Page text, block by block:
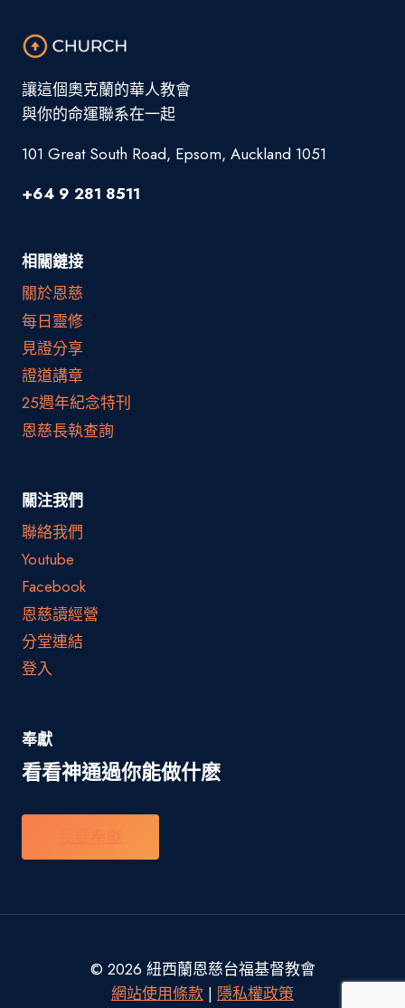
讓這個奧克蘭的華人教會
與你的命運聯系在一起
101 Great South Road, Epsom, Auckland 1051
+64 9 281 8511
相關鏈接
關於恩慈
每日靈修
見證分享
證道講章
25週年紀念特刊
恩慈長執查詢
關注我們
聯絡我們
Youtube
Facebook
恩慈讀經營
分堂連結
登入
奉獻
看看神通過你能做什麽
© 2026 紐西蘭恩慈台福基督教會
網站使用條款 | 隱私權政策